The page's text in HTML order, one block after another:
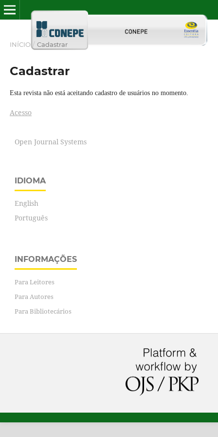
INÍCIO / Cadastrar
Cadastrar
Esta revista não está aceitando cadastro de usuários no momento.
Acesso
Open Journal Systems
IDIOMA
English
Português
INFORMAÇÕES
Para Leitores
Para Autores
Para Bibliotecários